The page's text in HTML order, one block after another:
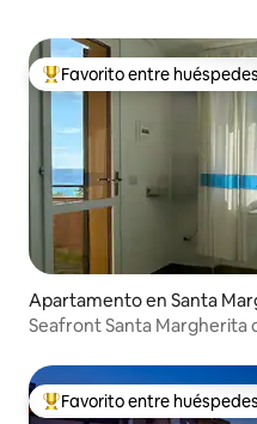
Favorito entre huéspedes
Favorito entre huéspedes
Apartamento en Santa
Seafront Santa Margherita
Favorito entre huéspedes
Favorito entre huéspedes